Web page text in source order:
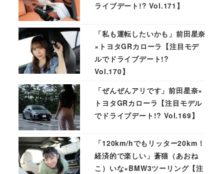
ライブデート!? Vol.171】
「私も運転したいかも」前田星奈
×トヨタGRカローラ【注目モデ
ルでドライブデート!?
Vol.170】
「ぜんぜんアリです」前田星奈×
トヨタGRカローラ【注目モデル
でドライブデート!? Vol.169】
「120km/hでもリッター20km！
経済的で楽しい」蒼猫（あおね
こ）いな×BMW3ツーリング【注